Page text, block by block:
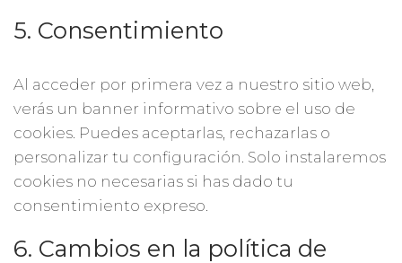
5. Consentimiento
Al acceder por primera vez a nuestro sitio web,
verás un banner informativo sobre el uso de
cookies. Puedes aceptarlas, rechazarlas o
personalizar tu configuración. Solo instalaremos
cookies no necesarias si has dado tu
consentimiento expreso.
6. Cambios en la política de